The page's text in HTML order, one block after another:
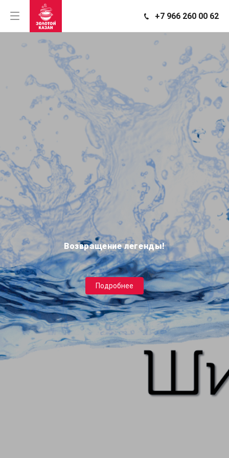
+7 966 260 00 62
Возвращение легенды!
Подробнее